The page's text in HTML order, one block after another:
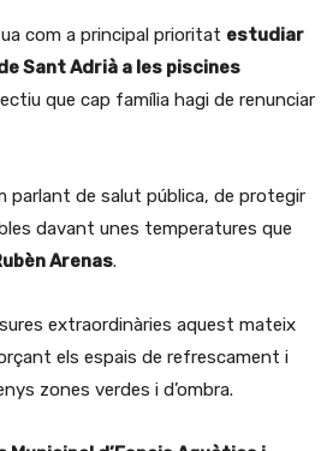
com a principal prioritat estudiar
Sant Adrià a les piscines
que cap família hagi de renunciar
parlant de salut pública, de protegir
davant unes temperatures que
Arenas.
extraordinàries aquest mateix
els espais de refrescament i
zones verdes i d’ombra.